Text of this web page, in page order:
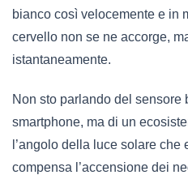
bianco così velocemente e in
cervello non se ne accorge,
istantaneamente.
Non sto parlando del sensore
smartphone, ma di un
l’angolo della luce solare che
compensa l’accensione dei